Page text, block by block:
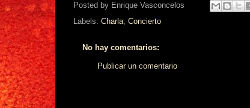
Posted by Enrique Vasconcelos
Labels: Charla, Concierto
No hay comentarios:
Publicar un comentario